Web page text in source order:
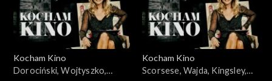
Kocham Kino
Dorociński, Wojtyszko,
Kocham Kino
Scorsese, Wajda, Kingsley,